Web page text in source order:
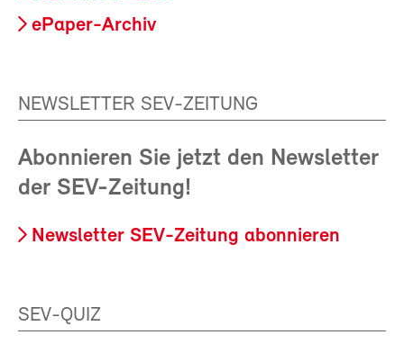
ePaper-Archiv
NEWSLETTER SEV-ZEITUNG
Abonnieren Sie jetzt den Newsletter
der SEV-Zeitung!
Newsletter SEV-Zeitung abonnieren
SEV-QUIZ